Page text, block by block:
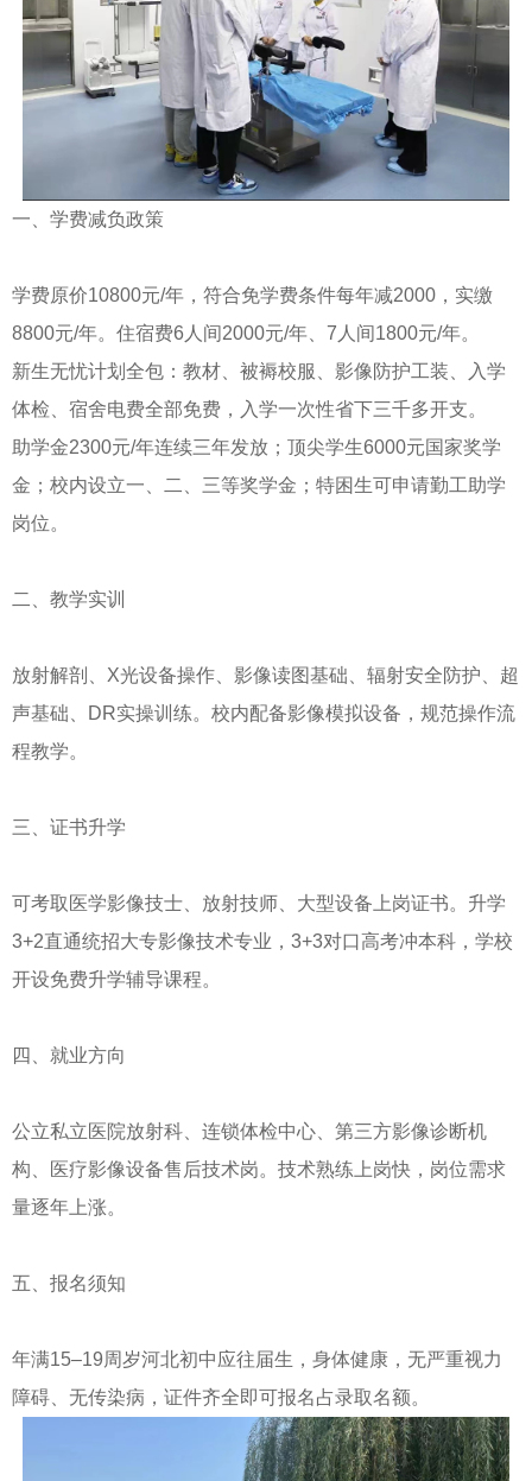
一、学费减负政策
学费原价10800元/年，符合免学费条件每年减2000，实缴
8800元/年。住宿费6人间2000元/年、7人间1800元/年。
新生无忧计划全包：教材、被褥校服、影像防护工装、入学
体检、宿舍电费全部免费，入学一次性省下三千多开支。
助学金2300元/年连续三年发放；顶尖学生6000元国家奖学
金；校内设立一、二、三等奖学金；特困生可申请勤工助学
岗位。
二、教学实训
放射解剖、X光设备操作、影像读图基础、辐射安全防护、超
声基础、DR实操训练。校内配备影像模拟设备，规范操作流
程教学。
三、证书升学
可考取医学影像技士、放射技师、大型设备上岗证书。升学
3+2直通统招大专影像技术专业，3+3对口高考冲本科，学校
开设免费升学辅导课程。
四、就业方向
公立私立医院放射科、连锁体检中心、第三方影像诊断机
构、医疗影像设备售后技术岗。技术熟练上岗快，岗位需求
量逐年上涨。
五、报名须知
年满15–19周岁河北初中应往届生，身体健康，无严重视力
障碍、无传染病，证件齐全即可报名占录取名额。